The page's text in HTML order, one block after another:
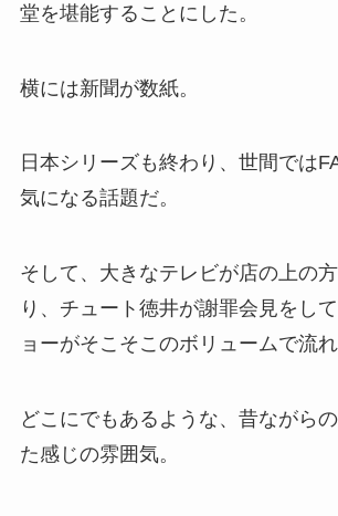
堂を堪能することにした。
横には新聞が数紙。
日本シリーズも終わり、世間では
気になる話題だ。
そして、大きなテレビが店の上の
り、チュート徳井が謝罪会見をし
ョーがそこそこのボリュームで流れ
どこにでもあるような、昔ながら
た感じの雰囲気。